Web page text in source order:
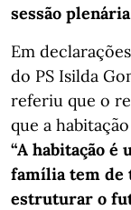
sessão
Em
do PS Isilda
referiu que o
que a
“A habitação é
família tem de
estruturar o